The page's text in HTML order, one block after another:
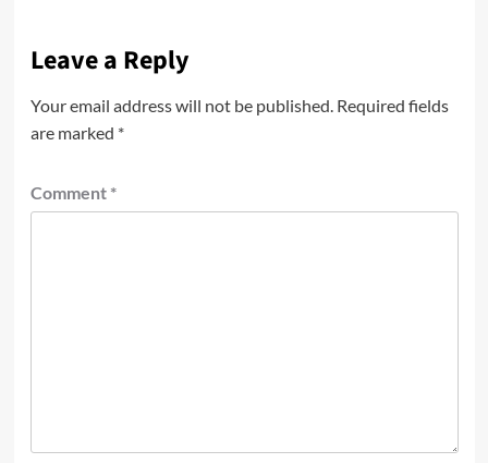
Leave a Reply
Your email address will not be published. Required fields
are marked *
Comment *